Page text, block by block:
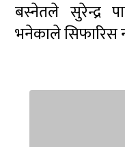
बस्नेतले सुरेन्द्र
भनेकाले सिफारिस